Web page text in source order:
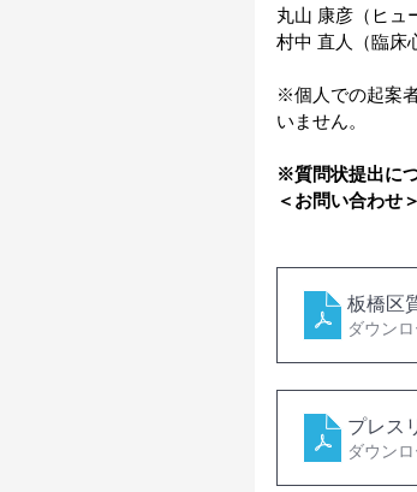
丸山 康彦（ヒュ
村中 直人（臨床
※個人での起案
いません。
※質問状提出に
＜ お問い合わせ
板橋区
ダウン
プレス
ダウン